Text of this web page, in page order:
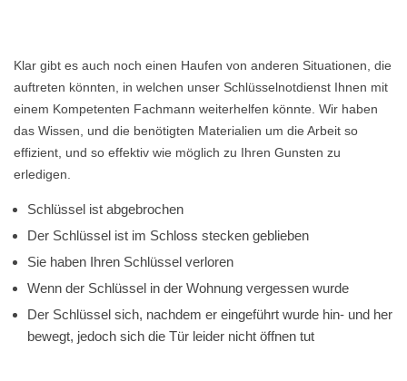
Klar gibt es auch noch einen Haufen von anderen Situationen, die
auftreten könnten, in welchen unser Schlüsselnotdienst Ihnen mit
einem Kompetenten Fachmann weiterhelfen könnte. Wir haben
das Wissen, und die benötigten Materialien um die Arbeit so
effizient, und so effektiv wie möglich zu Ihren Gunsten zu
erledigen.
Schlüssel ist abgebrochen
Der Schlüssel ist im Schloss stecken geblieben
Sie haben Ihren Schlüssel verloren
Wenn der Schlüssel in der Wohnung vergessen wurde
Der Schlüssel sich, nachdem er eingeführt wurde hin- und her
bewegt, jedoch sich die Tür leider nicht öffnen tut